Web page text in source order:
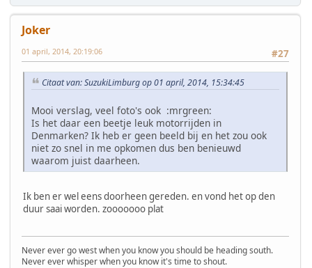
Joker
#27
01 april, 2014, 20:19:06
Citaat van: SuzukiLimburg op 01 april, 2014, 15:34:45
Mooi verslag, veel foto's ook :mrgreen:
Is het daar een beetje leuk motorrijden in
Denmarken? Ik heb er geen beeld bij en het zou ook
niet zo snel in me opkomen dus ben benieuwd
waarom juist daarheen.
Ik ben er wel eens doorheen gereden. en vond het op den
duur saai worden. zooooooo plat
Never ever go west when you know you should be heading south.
Never ever whisper when you know it's time to shout.